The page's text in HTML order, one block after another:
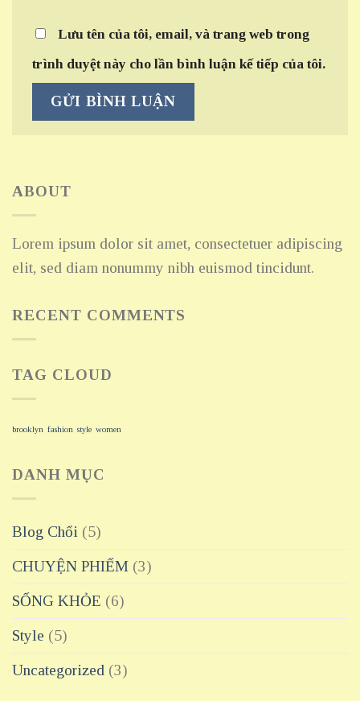
Lưu tên của tôi, email, và trang web trong
trình duyệt này cho lần bình luận kế tiếp của tôi.
ABOUT
Lorem ipsum dolor sit amet, consectetuer adipiscing
elit, sed diam nonummy nibh euismod tincidunt.
RECENT COMMENTS
TAG CLOUD
brooklyn fashion style women
DANH MỤC
Blog Chổi (5)
CHUYỆN PHIẾM (3)
SỐNG KHỎE (6)
Style (5)
Uncategorized (3)